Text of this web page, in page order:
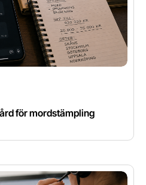
för mordstämpling